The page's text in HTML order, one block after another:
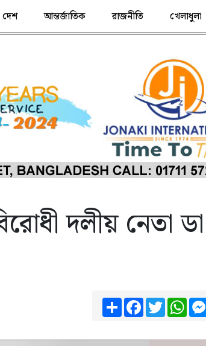
দেশ আন্তর্জাতিক রাজনীতি খেলাধুলা
দলীয় নেতা
ShareFacebook
Twitter